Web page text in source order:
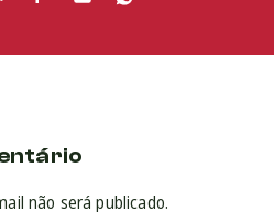
não será publicado.